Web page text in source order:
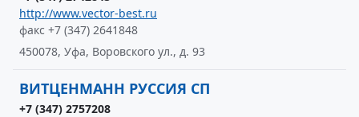
http://www.vector-best.ru
факс +7 (347) 2641848
450078, Уфа, Воровского ул., д. 93
ВИТЦЕНМАНН РУССИЯ СП
+7 (347) 2757208